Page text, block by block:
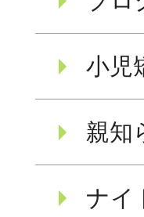
小児
親知
ナイ